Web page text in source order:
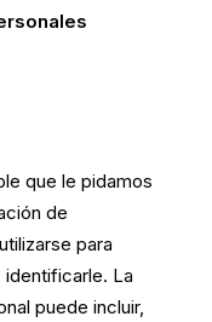
que le pidamos
de
para
La
puede incluir,